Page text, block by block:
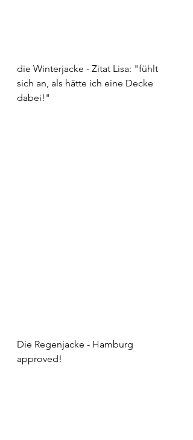
die Winterjacke - Zitat Lisa: "fühlt
sich an, als hätte ich eine Decke
dabei!"
Die Regenjacke - Hamburg
approved!